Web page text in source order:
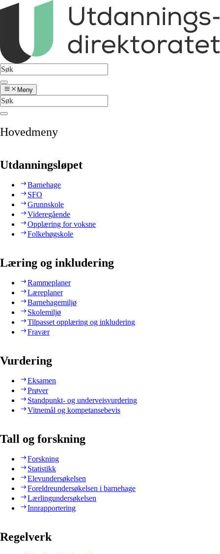
Meny
Hovedmeny
Utdanningsløpet
Barnehage
SFO
Grunnskole
Videregående
Opplæring for voksne
Folkehøgskole
Læring og inkludering
Rammeplaner
Læreplaner
Barnehagemiljø
Skolemiljø
Tilpasset opplæring og inkludering
Fravær
Vurdering
Eksamen
Prøver
Standpunkt- og underveisvurdering
Vitnemål og kompetansebevis
Tall og forskning
Forskning
Statistikk
Elevundersøkelsen
Foreldreundersøkelsen i barnehage
Lærlingundersøkelsen
Innrapportering
Regelverk